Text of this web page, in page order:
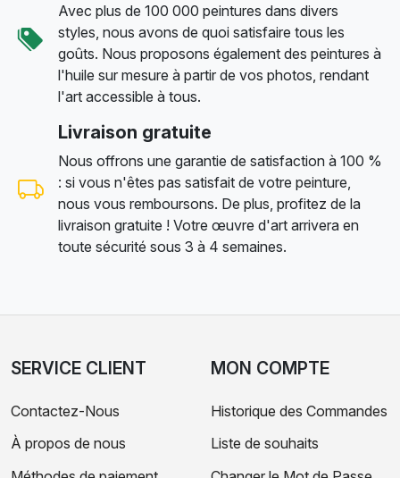
Avec plus de 100 000 peintures dans divers
styles, nous avons de quoi satisfaire tous les
goûts. Nous proposons également des peintures à
l'huile sur mesure à partir de vos photos, rendant
l'art accessible à tous.
Livraison gratuite
Nous offrons une garantie de satisfaction à 100 %
: si vous n'êtes pas satisfait de votre peinture,
nous vous remboursons. De plus, profitez de la
livraison gratuite ! Votre œuvre d'art arrivera en
toute sécurité sous 3 à 4 semaines.
SERVICE CLIENT
Contactez-Nous
À propos de nous
MON COMPTE
Historique des Commandes
Liste de souhaits